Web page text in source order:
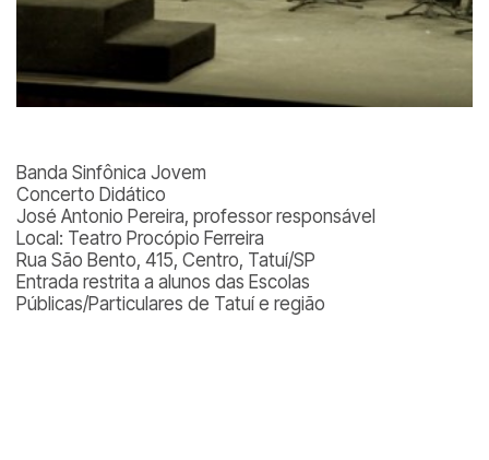
Banda Sinfônica Jovem
Concerto Didático
José Antonio Pereira, professor responsável
Local: Teatro Procópio Ferreira
Rua São Bento, 415, Centro, Tatuí/SP
Entrada restrita a alunos das Escolas
Públicas/Particulares de Tatuí e região